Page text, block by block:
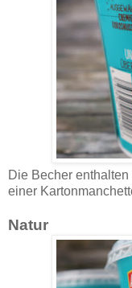
Die Becher
einer
Natur